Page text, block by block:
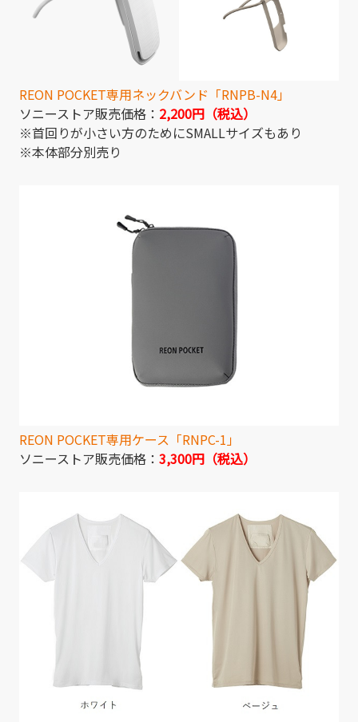
REON POCKET専用ネックバンド「RNPB-N4」
ソニーストア販売価格： 2,200円（税込）
※首回りが小さい方のためにSMALLサイズもあり
※本体部分別売り
REON POCKET専用ケース「RNPC-1」
ソニーストア販売価格： 3,300円（税込）